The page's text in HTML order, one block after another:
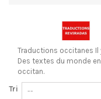
Traductions occitanes Il
Des textes du monde
occitan.
Tri